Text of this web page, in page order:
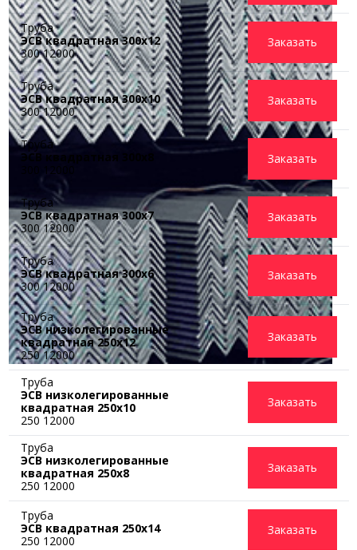
Труба
ЭСВ квадратная 300х12
300 12000
Заказать
Труба
ЭСВ квадратная 300х10
300 12000
Заказать
Труба
ЭСВ квадратная 300х8
300 12000
Заказать
Труба
ЭСВ квадратная 300х7
300 12000
Заказать
Труба
ЭСВ квадратная 300х6
300 12000
Заказать
Труба
ЭСВ низколегированные
квадратная 250x12
250 12000
Заказать
Труба
ЭСВ низколегированные
квадратная 250x10
250 12000
Заказать
Труба
ЭСВ низколегированные
квадратная 250x8
250 12000
Заказать
Труба
ЭСВ квадратная 250х14
250 12000
Заказать